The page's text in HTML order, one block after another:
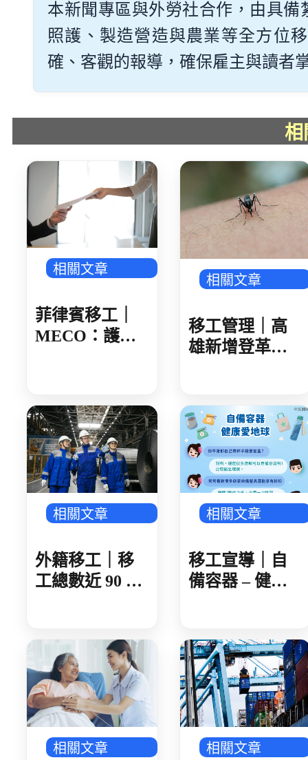
本新聞專區與外勞社合作，由具
照護、製造營造與農業等全方位
確、客觀的報導，確保雇主與讀者
相
相關文章
菲律賓移工｜
MECO：護照
相關文章
移工管理｜高
雄新增登革熱
據實告知旅遊
史 遭開罰 1 萬
元
相關文章
外籍移工｜移
工總數近 90 萬
頭 金屬、機械
傳產回溫
相關文章
移工宣導｜自
備容器 – 健康
相關文章 相關文章